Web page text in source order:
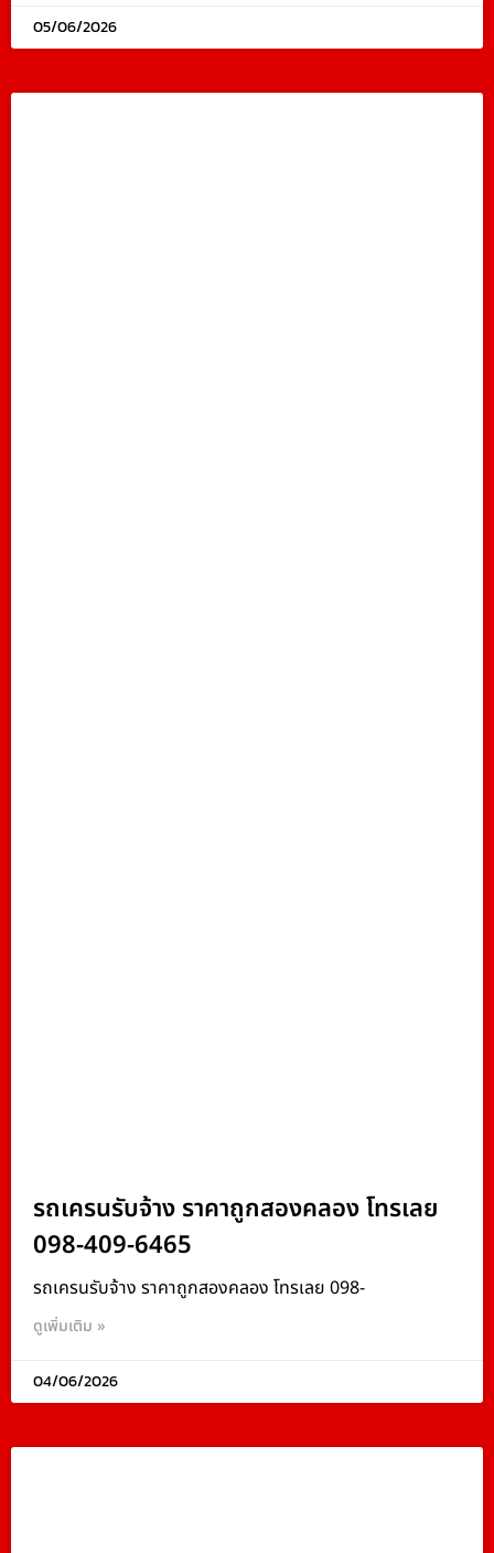
05/06/2026
รถเครนรับจ้าง ราคาถูกสองคลอง โทรเลย
098-409-6465
รถเครนรับจ้าง ราคาถูกสองคลอง โทรเลย 098-
ดูเพิ่มเติม »
04/06/2026